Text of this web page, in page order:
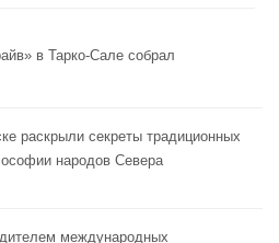
в Тарко-Сале собрал
раскрыли секреты традиционных
народов Севера
международных